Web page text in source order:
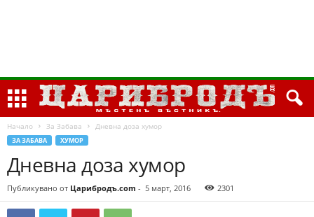
Начало За Забава Дневна доза хумор
ЗА ЗАБАВА ХУМОР
Дневна доза хумор
Публикувано от Царибродъ.com - 5 март, 2016 2301